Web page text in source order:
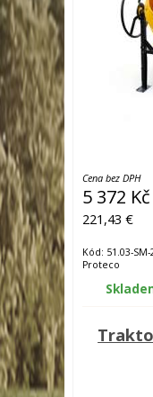
Cena bez DPH
5 372 Kč
221,43 €
Kód: 51.03-SM-
Proteco